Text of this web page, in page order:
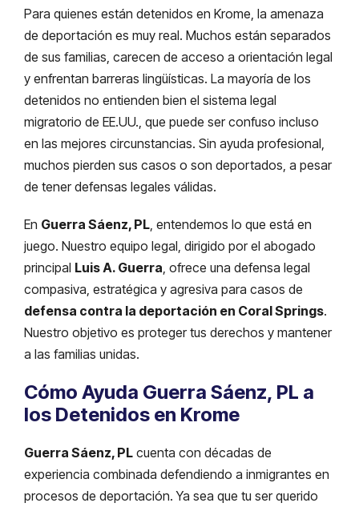
Para quienes están detenidos en Krome, la amenaza
de deportación es muy real. Muchos están separados
de sus familias, carecen de acceso a orientación legal
y enfrentan barreras lingüísticas. La mayoría de los
detenidos no entienden bien el sistema legal
migratorio de EE.UU., que puede ser confuso incluso
en las mejores circunstancias. Sin ayuda profesional,
muchos pierden sus casos o son deportados, a pesar
de tener defensas legales válidas.
En Guerra Sáenz, PL , entendemos lo que está en
juego. Nuestro equipo legal, dirigido por el abogado
principal Luis A. Guerra , ofrece una defensa legal
compasiva, estratégica y agresiva para casos de
defensa contra la deportación en Coral Springs.
Nuestro objetivo es proteger tus derechos y mantener
a las familias unidas.
Cómo Ayuda Guerra Sáenz, PL a
los Detenidos en Krome
Guerra Sáenz, PL cuenta con décadas de
experiencia combinada defendiendo a inmigrantes en
procesos de deportación. Ya sea que tu ser querido